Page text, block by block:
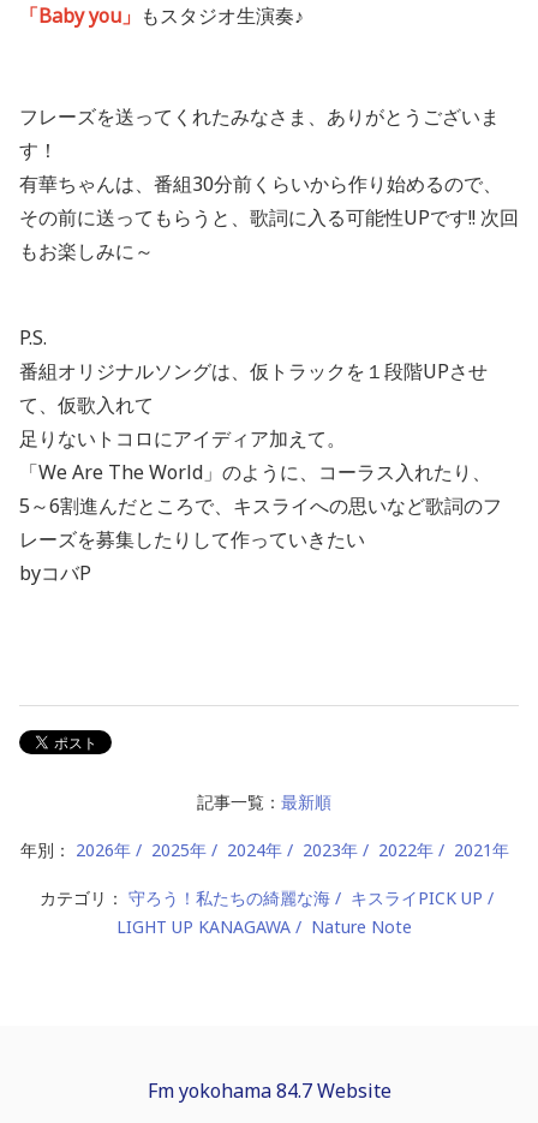
「Baby you」 もスタジオ生演奏♪
フレーズを送ってくれたみなさま、ありがとうございま
す！
有華ちゃんは、番組30分前くらいから作り始めるので、
その前に送ってもらうと、歌詞に入る可能性UPです!! 次回
もお楽しみに～
P.S.
番組オリジナルソングは、仮トラックを１段階UPさせ
て、仮歌入れて
足りないトコロにアイディア加えて。
「We Are The World」のように、コーラス入れたり、
5～6割進んだところで、キスライへの思いなど歌詞のフ
レーズを募集したりして作っていきたい
byコバP
記事一覧： 最新順
年別： 2026年 2025年 2024年 2023年 2022年 2021年
カテゴリ： 守ろう！私たちの綺麗な海
キスライPICK UP
LIGHT UP KANAGAWA
Nature Note
Fm yokohama 84.7 Website